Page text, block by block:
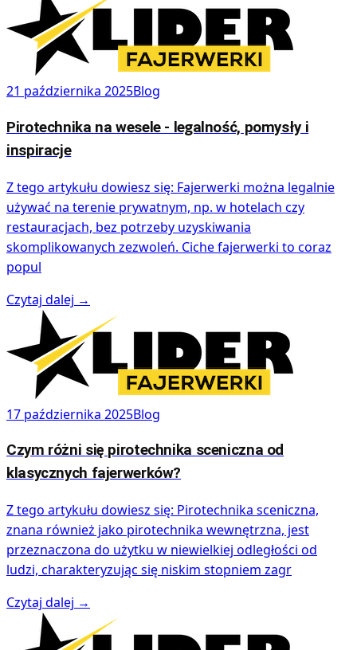
21 października 2025Blog
Pirotechnika na wesele - legalność, pomysły i
inspiracje
Z tego artykułu dowiesz się: Fajerwerki można legalnie
używać na terenie prywatnym, np. w hotelach czy
restauracjach, bez potrzeby uzyskiwania
skomplikowanych zezwoleń. Ciche fajerwerki to coraz
popul
Czytaj dalej →
17 października 2025Blog
Czym różni się pirotechnika sceniczna od
klasycznych fajerwerków?
Z tego artykułu dowiesz się: Pirotechnika sceniczna,
znana również jako pirotechnika wewnętrzna, jest
przeznaczona do użytku w niewielkiej odległości od
ludzi, charakteryzując się niskim stopniem zagr
Czytaj dalej →